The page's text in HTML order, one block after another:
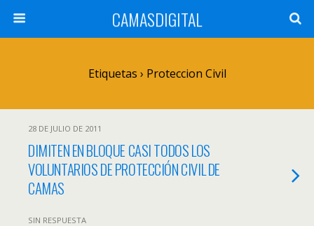
CAMASDIGITAL
Etiquetas › Proteccion Civil
28 DE JULIO DE 2011
DIMITEN EN BLOQUE CASI TODOS LOS
VOLUNTARIOS DE PROTECCIÓN CIVIL DE
CAMAS
SIN RESPUESTA